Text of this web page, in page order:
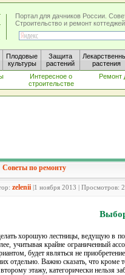
Портал для дачников России.
Строительство и ремонт
Плодовые
культуры
Защита
растений
растения
Интересное о
строительстве
Ремонт
Советы по ремонту
zelenii |1 ноября 2013 | Просмотров:
хорошую лестницы, ведущую в
учитывая крайне ограниченный
будет являться не
отдельно. Важно сказать, что кроме
этажу, категорически нельзя